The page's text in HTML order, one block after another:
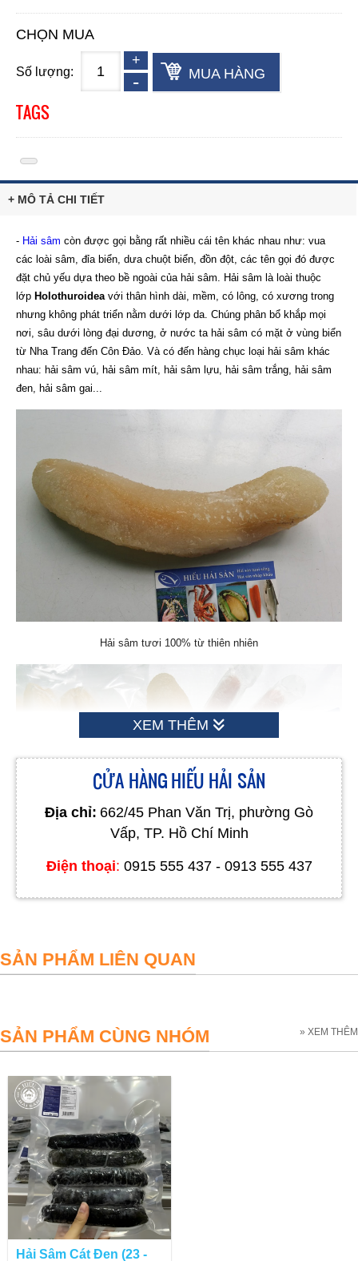
CHỌN MUA
Số lượng: MUA HÀNG
TAGS
+ MÔ TẢ CHI TIẾT
- Hải sâm còn được gọi bằng rất nhiều cái tên khác nhau như: vua
các loài sâm, đỉa biển, dưa chuột biển, đồn đột, các tên gọi đó được
đặt chủ yếu dựa theo bề ngoài của hải sâm. Hải sâm là loài thuộc
lớp Holothuroidea với thân hình dài, mềm, có lông, có xương trong
nhưng không phát triển nằm dưới lớp da. Chúng phân bổ khắp mọi
nơi, sâu dưới lòng đại dương, ở nước ta hải sâm có mặt ở vùng biển
từ Nha Trang đến Côn Đảo. Và có đến hàng chục loại hải sâm khác
nhau: hải sâm vú, hải sâm mít, hải sâm lựu, hải sâm trắng, hải sâm
đen, hải sâm gai...
Hải sâm tươi 100% từ thiên nhiên
XEM THÊM
CỬA HÀNG HIẾU HẢI SẢN
Địa chỉ: 662/45 Phan Văn Trị, phường Gò
Vấp, TP. Hồ Chí Minh
Điện thoại: 0915 555 437 - 0913 555 437
SẢN PHẨM LIÊN QUAN
SẢN PHẨM CÙNG NHÓM » XEM THÊM
Hải Sâm Cát Đen (23 -